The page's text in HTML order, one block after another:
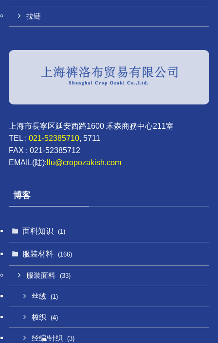
拉链
上海市長寧区延安西路1600 禾森商務中心211室
TEL : 021-52385710, 5711
FAX : 021-52385712
EMAIL(陆):llu@cropozakish.com
博客
面料知识 (1)
服装材料 (166)
服装面料 (33)
丝绒 (1)
梭织 (4)
经编/针织 (3)